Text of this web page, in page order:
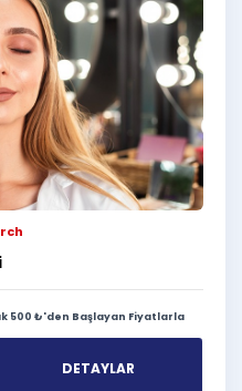
500 ₺'den Başlayan Fiyatlarla
DETAYLAR